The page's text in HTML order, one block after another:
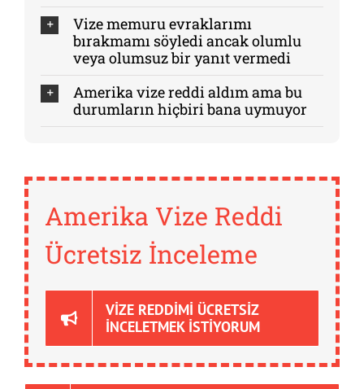
Vize memuru evraklarımı
bırakmamı söyledi ancak olumlu
veya olumsuz bir yanıt vermedi
Amerika vize reddi aldım ama bu
durumların hiçbiri bana uymuyor
Amerika Vize Reddi
Ücretsiz İnceleme
VIZE REDDIMI ÜCRETSIZ
İNCELETMEK İSTIYORUM